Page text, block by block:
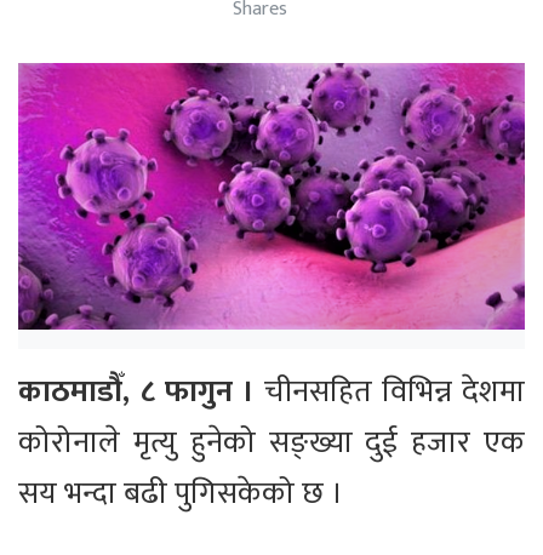
Shares
काठमाडौँ, ८ फागुन । चीनसहित विभिन्न देशमा
कोरोनाले मृत्यु हुनेको सङ्ख्या दुई हजार एक
सय भन्दा बढी पुगिसकेको छ ।